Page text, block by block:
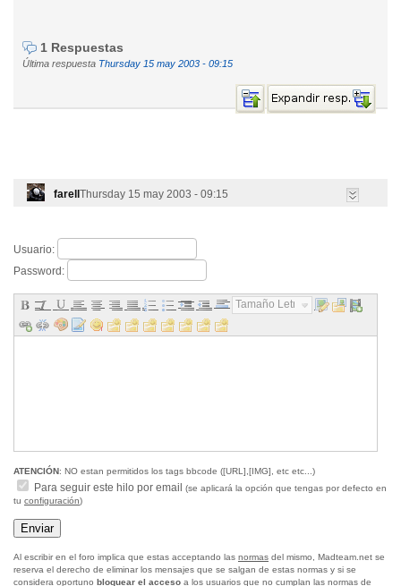
1 Respuestas
Última respuesta Thursday 15 may 2003 - 09:15
farell Thursday 15 may 2003 - 09:15
Usuario:
Password:
Tamaño Letra...
ATENCIÓN: NO estan permitidos los tags bbcode ([URL],[IMG], etc etc...)
Para seguir este hilo por email
(se aplicará la opción que tengas por defecto en
tu configuración)
Al escribir en el foro implica que estas acceptando las normas del mismo, Madteam.net se
reserva el derecho de eliminar los mensajes que se salgan de estas normas y si se
considera oportuno bloquear el acceso a los usuarios que no cumplan las normas de